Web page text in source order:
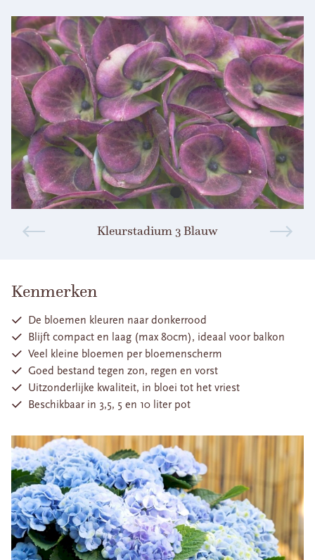
Kleurstadium 3 Blauw
Kenmerken
De bloemen kleuren naar donkerrood
Blijft compact en laag (max 80cm), ideaal voor balkon
Veel kleine bloemen per bloemenscherm
Goed bestand tegen zon, regen en vorst
Uitzonderlijke kwaliteit, in bloei tot het vriest
Beschikbaar in 3,5, 5 en 10 liter pot